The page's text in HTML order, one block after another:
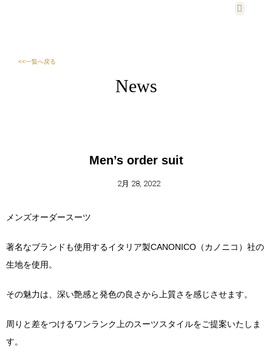
<<一覧へ戻る
News
Men’s order suit
2月 28, 2022
メンズオーダースーツ
著名なブランドも使用するイタリア製CANONICO（カノニコ）社の
生地を使用。
その魅力は、深い艶感と発色の良さから上質さを感じさせます。
周りと差をつけるワンランク上のスーツスタイルをご提案いたしま
す。